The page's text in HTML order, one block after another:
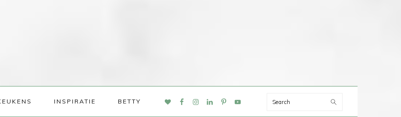
INSPIRATIE BETTY
NAV
Search